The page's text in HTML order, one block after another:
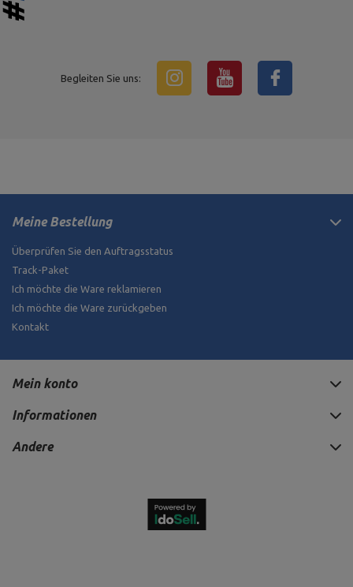
Begleiten Sie uns:
Meine Bestellung
Überprüfen Sie den Auftragsstatus
Track-Paket
Ich möchte die Ware reklamieren
Ich möchte die Ware zurückgeben
Kontakt
Mein konto
Informationen
Andere